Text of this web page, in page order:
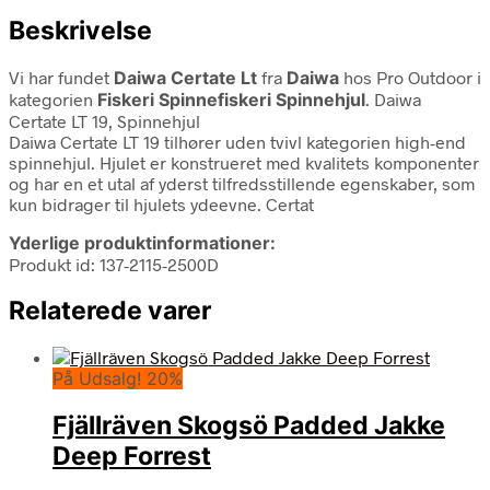
Beskrivelse
Vi har fundet Daiwa Certate Lt fra Daiwa hos Pro Outdoor i
kategorien Fiskeri Spinnefiskeri Spinnehjul. Daiwa
Certate LT 19, Spinnehjul
Daiwa Certate LT 19 tilhører uden tvivl kategorien high-end
spinnehjul. Hjulet er konstrueret med kvalitets komponenter
og har en et utal af yderst tilfredsstillende egenskaber, som
kun bidrager til hjulets ydeevne. Certat
Yderlige produktinformationer:
Produkt id: 137-2115-2500D
Relaterede varer
På Udsalg! 20%
Fjällräven Skogsö Padded Jakke
Deep Forrest